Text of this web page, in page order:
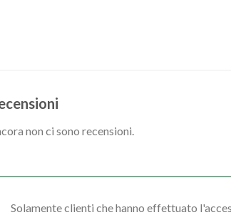
non ci sono recensioni.
Solamente clienti che hanno effettuato